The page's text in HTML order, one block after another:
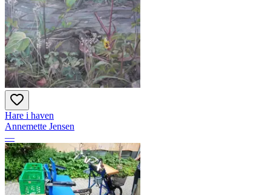
Hare i haven
Annemette Jensen
—